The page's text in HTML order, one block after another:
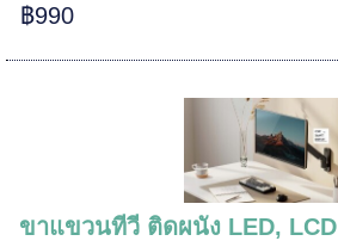
฿990
ขาแขวนทีวี ติดผนัง LED, LCD